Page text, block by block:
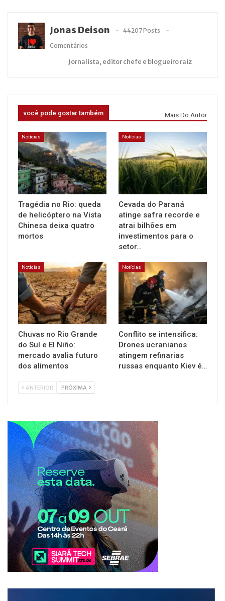
Jonas Deison
44207 Posts
Comentários
Jornalista, editor chefe e blogueiro raiz
você pode gostar também Mais Do Autor
Notícias
Tragédia no Rio: queda
de helicóptero na Vista
Chinesa deixa quatro
mortos
Notícias
Cevada do Paraná
atinge safra recorde e
atrai bilhões em
investimentos para o
setor…
Notícias
Chuvas no Rio Grande
do Sul e El Niño:
mercado avalia futuro
dos alimentos
Notícias
Conflito se intensifica:
Drones ucranianos
atingem refinarias
russas enquanto Kiev é…
ANTERIOR PRÓXIMA